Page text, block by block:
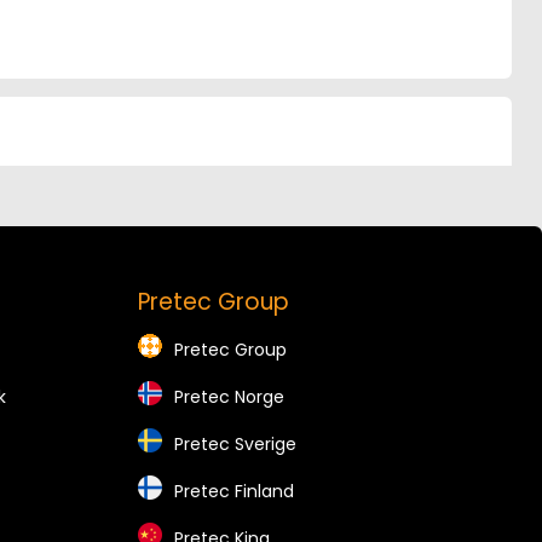
Pretec Group
Pretec Group
Pretec Norge
Pretec Sverige
Pretec Finland